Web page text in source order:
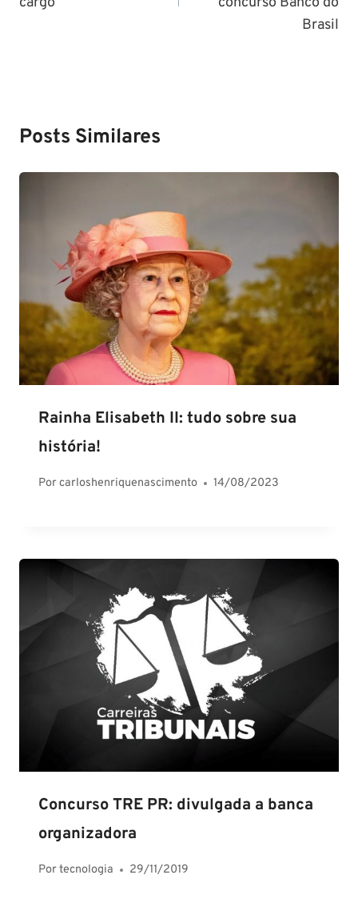
Brasil
Posts Similares
Rainha Elisabeth II: tudo sobre sua
história!
Porcarloshenriquenascimento 14/08/2023
Concurso TRE PR: divulgada a banca
organizadora
Portecnologia 29/11/2019